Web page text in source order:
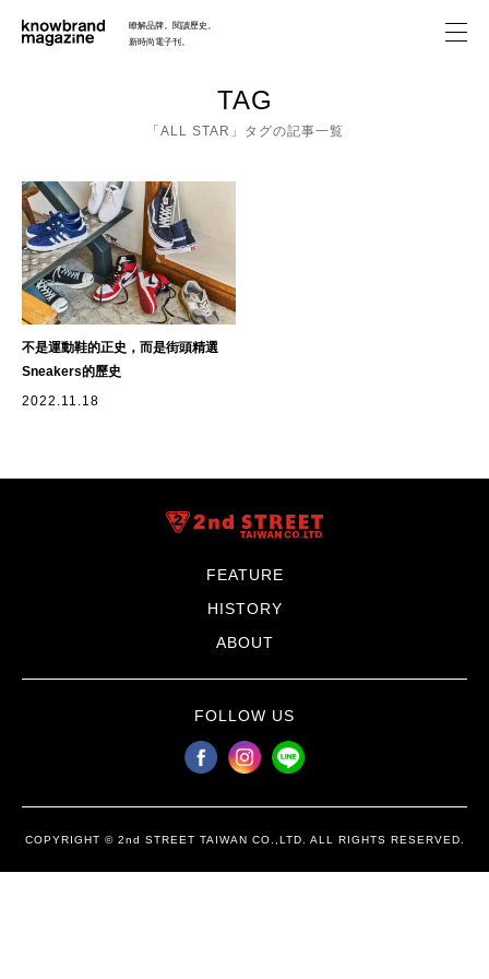
瞭解品牌。閱讀歷史。
新時尚電子刊。
FEATURE
HISTORY
TAG
「ALL STAR」タグの記事一覧
不是運動鞋的正史，而是街頭精選
Sneakers的歷史
2022.11.18
FEATURE
HISTORY
ABOUT
FOLLOW US
COPYRIGHT © 2nd STREET TAIWAN CO.,LTD. ALL RIGHTS RESERVED.